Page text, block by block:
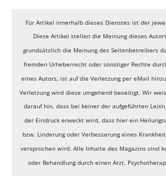
Für Artikel innerhalb dieses Dienstes ist der
Diese Artikel stellen die Meinung dieses
grundsätzlich die Meinung des Seitenbetreibers
fremden Urheberrecht oder sonstiger Rechte
eines Autors, ist auf die Verletzung per eMail
Verletzung wird diese umgehend beseitigt. Wir
darauf hin, dass bei keiner der aufgeführten
der Eindruck erweckt wird, dass hier ein
bzw. Linderung oder Verbesserung eines
versprochen wird. Alle Inhalte des Magazins sind
oder Behandlung durch einen Arzt,